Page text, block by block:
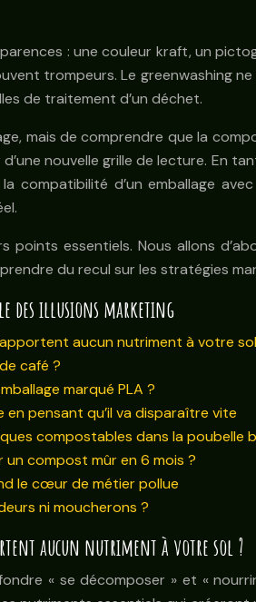
: une couleur kraft, un
trompeurs. Le greenwashing
de traitement d’un déchet.
mais de comprendre que la
nouvelle grille de lecture. En
compatibilité d’un emballage
essentiels. Nous allons
du recul sur les stratégies
des illusions marketing
aucun nutriment à votre
café ?
marqué PLA ?
en pensant qu’il va disparaître vite
compostables dans la poubelle
compost mûr en 6 mois ?
le cœur de métier pollue
ni moucherons ?
aucun nutriment à votre sol ?
« se décomposer » et «